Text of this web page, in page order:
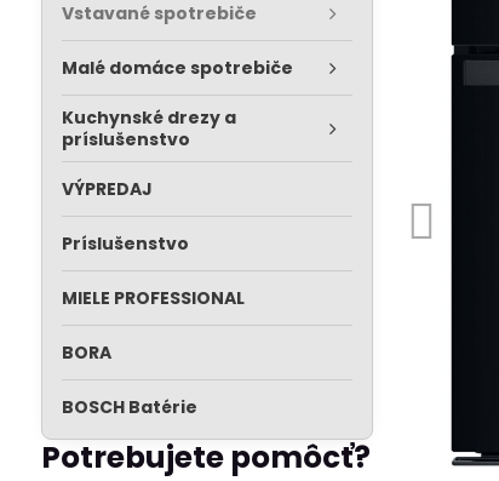
Vstavané spotrebiče
Malé domáce spotrebiče
Kuchynské drezy a
príslušenstvo
VÝPREDAJ
Príslušenstvo
MIELE PROFESSIONAL
BORA
BOSCH Batérie
Potrebujete pomôcť?